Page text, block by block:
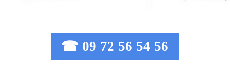
☎ 09 72 56 54 56